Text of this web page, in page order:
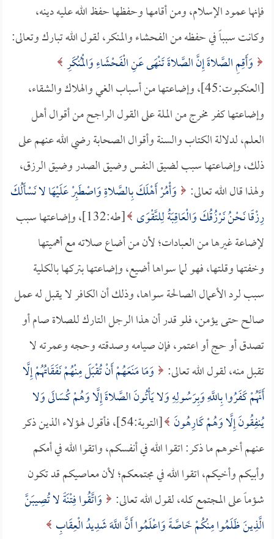
فإنها عمود الإسلام، ومن أقامها وحفظها حفظ الله عليه دينه،
وكانت سبباً في حفظه من الفحشاء والمنكر، لقول الله تبارك وتعالى:
وَأَقِمِ الصَّلاةَ إِنَّ الصَّلاةَ تَنْهَى عَنِ الْفَحْشَاءِ وَالْمُنْكَرِ
[العنكبوت:45]، وإضاعتها من أسباب الغي والهلاك والشقاء،
وإضاعتها كفر مخرج من الملة على القول الراجح من أقوال أهل
العلم، لدلالة الكتاب والسنة وأقوال الصحابة رضي الله عنهم على
ذلك، وإضاعتها سبب لضيق النفس وضيق الصدر وضيق الرزق،
ولهذا قال الله تعالى:
وَأْمُرْ أَهْلَكَ بِالصَّلاةِ وَاصْطَبِرْ عَلَيْهَا لا نَسْأَلُكَ
رِزْقًا نَحْنُ نَرْزُقُكَ وَالْعَاقِبَةُ لِلتَّقْوَى
[طه:132]، وإضاعتها سبب
لإضاعة غيرها من العبادات؛ لأن من أضاع صلاته مع أهميتها
وخفتها وقلتها، فهو لما سواها أضيع، وإضاعتها بتركها بالكلية
سبب لرد الأعمال الصالحة سواها، وذلك أن الكافر لا يقبل له عمل
صالح حتى يؤمن، فلو قدر أن هذا الرجل التارك للصلاة صام أو
تصدق أو حج أو اعتمر، فإن صيامه وصدقته وحجه وعمرته لا
تقبل منه، لقول الله تعالى:
وَمَا مَنَعَهُمْ أَنْ تُقْبَلَ مِنْهُمْ نَفَقَاتُهُمْ إِلَّا
أَنَّهُمْ كَفَرُوا بِاللَّهِ وَبِرَسُولِهِ وَلا يَأْتُونَ الصَّلاةَ إِلَّا وَهُمْ كُسَالَى وَلا
يُنفِقُونَ إِلَّا وَهُمْ كَارِهُونَ
[التوبة:54]، فأقول لهؤلاء الذين ذكر
عنهم أخوهم ما ذكر: اتقوا الله في أنفسكم، واتقوا الله في أمكم
وأبيكم وأخيكم، اتقوا الله في مجتمعكم؛ لأن معاصيكم قد تكون
شؤماً على المجتمع كله، لقول الله تعالى:
وَاتَّقُوا فِتْنَةً لا تُصِيبَنَّ
الَّذِينَ ظَلَمُوا مِنْكُمْ خَاصَّةً وَاعْلَمُوا أَنَّ اللَّهَ شَدِيدُ الْعِقَابِ